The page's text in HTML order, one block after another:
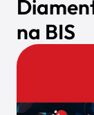
Kategoria
na BIS